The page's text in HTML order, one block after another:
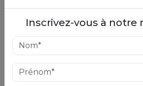
NIVEAU
pour vous donner de bonnes
Inscrivez-vous à notre